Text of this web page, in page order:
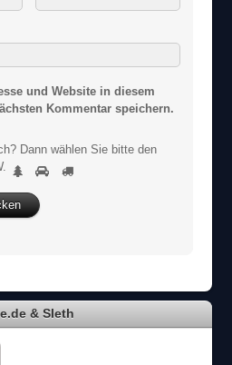
und Website in diesem
Kommentar speichern.
Dann wählen Sie bitte den
.
n
d
i
n
& Sleth